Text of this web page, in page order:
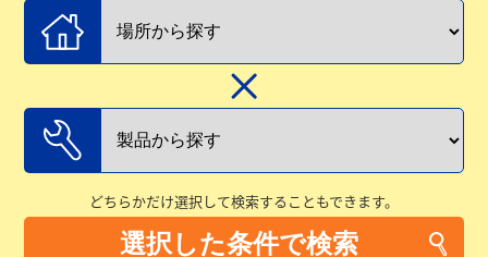
どちらかだけ選択して検索することもできます。